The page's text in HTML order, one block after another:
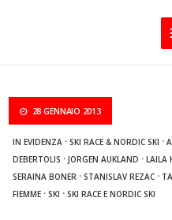
28 GENNAIO 2013
IN EVIDENZA ·SKI RACE & NORDIC SKI ·
DEBERTOLIS ·JORGEN AUKLAND ·LAILA
SERAINA BONER ·STANISLAV REZAC ·
FIEMME ·SKI ·SKI RACE E NORDIC SKI